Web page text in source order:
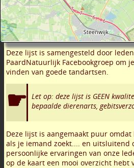
Deze lijst is samengesteld door
PaardNatuurlijk Facebookgroep om
vinden van goede tandartsen.
Let op: deze lijst is GEEN
bepaalde dierenarts,
Deze lijst is aangemaakt puur
als je iemand zoekt.... en uitsluitend
persoonlijke ervaringen van onze
op de kaart een mooi overzicht hebt